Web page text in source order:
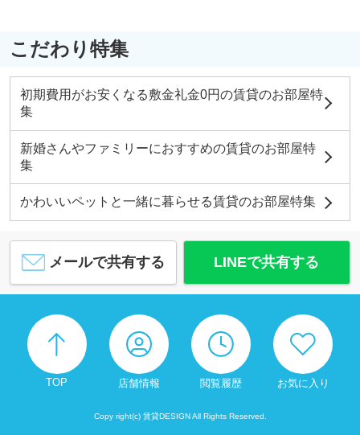
こだわり特集
初期費用がお安くなる敷金礼金0円の賃貸のお部屋特
集
新婚さんやファミリーにおすすめの賃貸のお部屋特
集
かわいいペットと一緒に暮らせる賃貸のお部屋特集
メールで共有する LINEで共有する
TOP 店舗情報 閲覧履歴 お気に入り
Copy right(c) 賃貸DESIGN All Rights Reserved.